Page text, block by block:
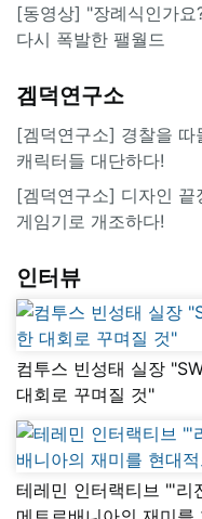
[동영상] "장례식인가
다시 폭발한 팰월드
겜덕연구소
[겜덕연구소] 경찰을
캐릭터들 대단하다!
[겜덕연구소] 디자인
게임기로 개조하다!
인터뷰
컴투스 빈성태 실장
대회로 꾸며질 것"
테레민 인터랙티브 "'리